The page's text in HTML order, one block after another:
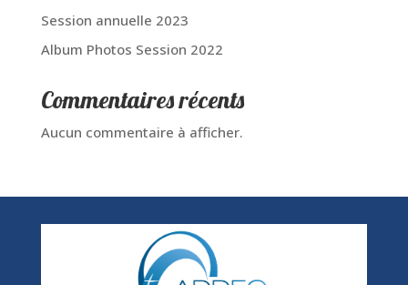
Session annuelle 2023
Album Photos Session 2022
Commentaires récents
Aucun commentaire à afficher.